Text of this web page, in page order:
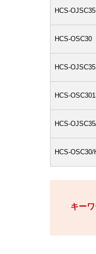
HCS-OJSC35
HCS-OSC30
HCS-
HCS-
HCS-
HCS-
キー